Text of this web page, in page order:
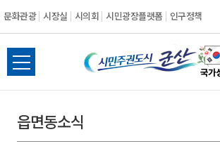
문화관광 시장실 시의회 시민광장플랫폼 인구정책
시
민
전
체
뉴
열
읍면동소식